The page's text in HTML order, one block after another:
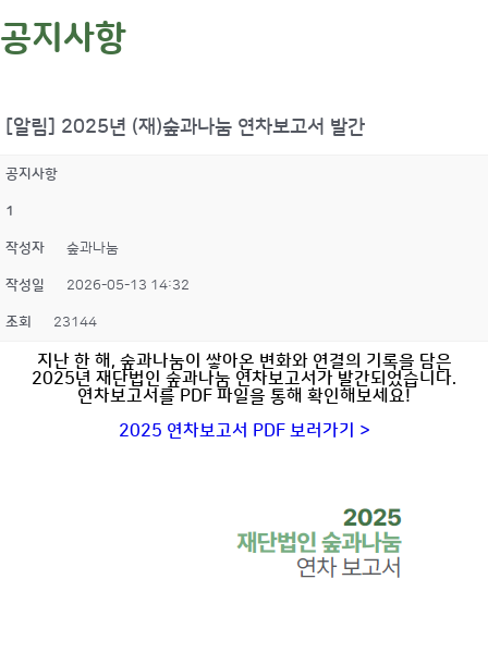
공지사항
[알림] 2025년 (재)숲과나눔 연차보고서 발간
공지사항
1
작성자 숲과나눔
작성일 2026-05-13 14:32
조회 23144
지난 한 해, 숲과나눔이 쌓아온 변화와 연결의 기록을 담은
2025년 재단법인 숲과나눔 연차보고서가 발간되었습니다.
연차보고서를 PDF 파일을 통해 확인해보세요!
2025 연차보고서 PDF 보러가기 >